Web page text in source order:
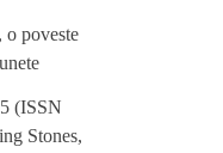
(ISSN
Stones,